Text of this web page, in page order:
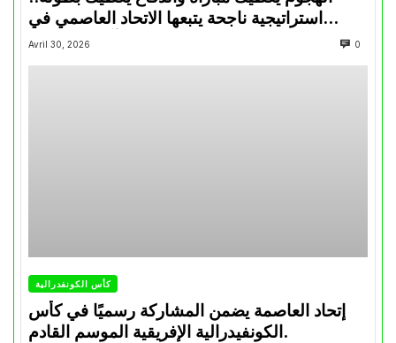
استراتيجية ناجحة يتبعها الاتحاد العاصمي في
تتويجاته آخر السنوات
Avril 30, 2026 0
كأس الكونفدرالية
إتحاد العاصمة يضمن المشاركة رسميًا في كأس
الكونفيدرالية الإفريقية الموسم القادم.